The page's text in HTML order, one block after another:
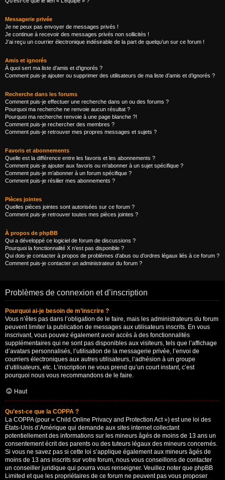
Messagerie privée
Je ne peux pas envoyer de messages privés !
Je continue à recevoir des messages privés non sollicités !
J’ai reçu un courrier électronique indésirable de la part de quelqu’un sur ce forum !
Amis et ignorés
À quoi sert ma liste d’amis et d’ignorés ?
Comment puis-je ajouter ou supprimer des utilisateurs de ma liste d’amis et d’ignorés ?
Recherche dans les forums
Comment puis-je effectuer une recherche dans un ou des forums ?
Pourquoi ma recherche ne renvoie aucun résultat ?
Pourquoi ma recherche renvoie à une page blanche ?!
Comment puis-je rechercher des membres ?
Comment puis-je retrouver mes propres messages et sujets ?
Favoris et abonnements
Quelle est la différence entre les favoris et les abonnements ?
Comment puis-je ajouter aux favoris ou m’abonner à un sujet spécifique ?
Comment puis-je m’abonner à un forum spécifique ?
Comment puis-je résilier mes abonnements ?
Pièces jointes
Quelles pièces jointes sont autorisées sur ce forum ?
Comment puis-je retrouver toutes mes pièces jointes ?
À propos de phpBB
Qui a développé ce logiciel de forum de discussions ?
Pourquoi la fonctionnalité X n’est pas disponible ?
Qui dois-je contacter à propos de problèmes d’abus ou d’ordres légaux liés à ce forum ?
Comment puis-je contacter un administrateur du forum ?
Problèmes de connexion et d’inscription
Pourquoi ai-je besoin de m’inscrire ?
Vous n’êtes pas dans l’obligation de le faire, mais les administrateurs du forum
peuvent limiter la publication de messages aux utilisateurs inscrits. En vous
inscrivant, vous pouvez également avoir accès à des fonctionnalités
supplémentaires qui ne sont pas disponibles aux visiteurs, tels que l’affichage
d’avatars personnalisés, l’utilisation de la messagerie privée, l’envoi de
courriers électroniques aux autres utilisateurs, l’adhésion à un groupe
d’utilisateurs, etc. L’inscription ne vous prend qu’un court instant, c’est
pourquoi nous vous recommandons de le faire.
Haut
Qu’est-ce que la COPPA ?
La COPPA (pour « Child Online Privacy and Protection Act ») est une loi des
États-Unis d’Amérique qui demande aux sites internet collectant
potentiellement des informations sur les mineurs âgés de moins de 13 ans un
consentement écrit des parents ou des tuteurs légaux des mineurs concernés.
Si vous ne savez pas si cette loi s’applique également aux mineurs âgés de
moins de 13 ans inscrits sur votre forum, nous vous conseillons de contacter
un conseiller juridique qui pourra vous renseigner. Veuillez noter que phpBB
Limited et que les propriétaires de ce forum ne peuvent pas vous proposer